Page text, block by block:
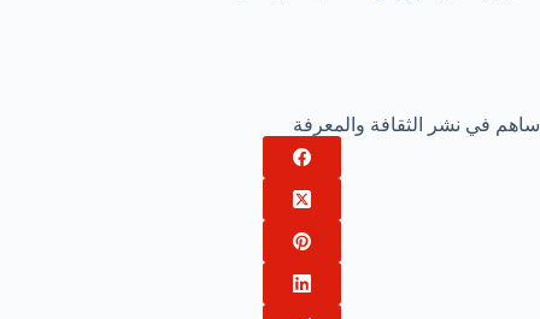
ساهم في نشر الثقافة والمعرفة